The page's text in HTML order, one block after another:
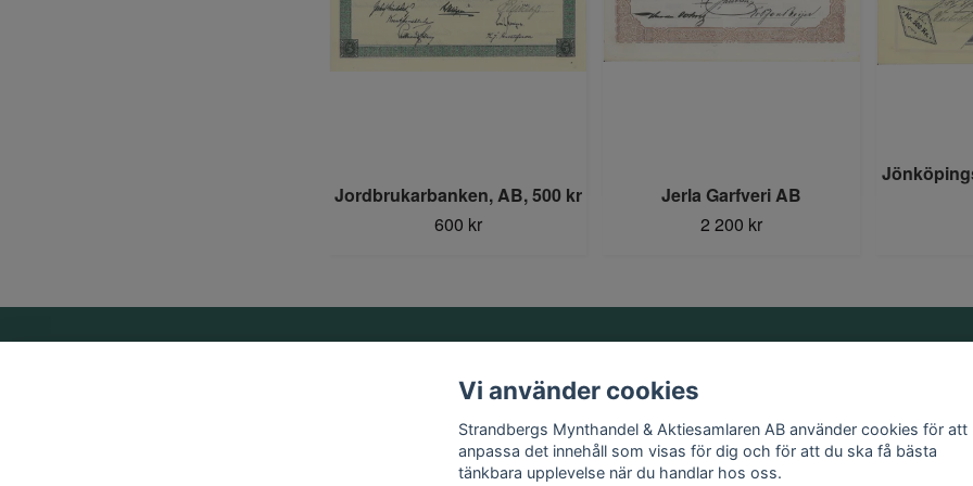
Jordbrukarbanken, AB, 500 kr
600 kr
Jerla Garfveri AB
2 200 kr
Kontakt
Köpvillkor
Vi använder cookies
Strandbergs Mynthandel & Aktiesamlaren AB använder cookies för att
anpassa det innehåll som visas för dig och för att du ska få bästa
tänkbara upplevelse när du handlar hos oss.